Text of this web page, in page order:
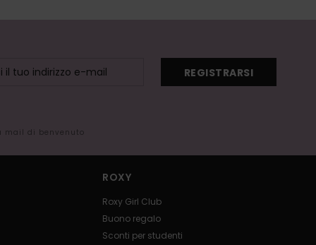
REGISTRARSI
mail di benvenuto
ROXY
Roxy Girl Club
Buono regalo
Sconti per studenti